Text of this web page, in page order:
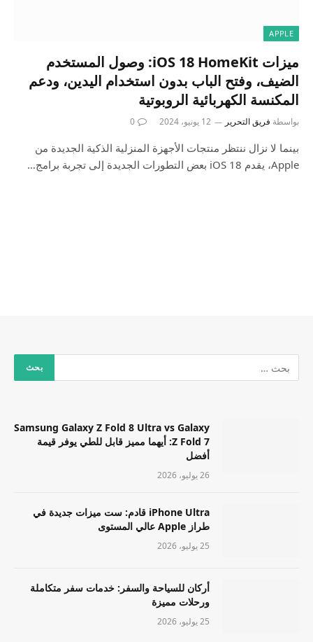
APPLE
ميزات iOS 18 HomeKit: وصول المستخدم
الضيف، وفتح الباب بدون استخدام اليدين، ودعم
المكنسة الكهربائية الروبوتية
بواسطة فريق التحرير 12 يونيو، 2024 0
بينما لا نزال ننتظر منتجات الأجهزة المنزلية الذكية الجديدة من
Apple، يقدم iOS 18 بعض التطورات الجديدة إلى تجربة برامج…
Samsung Galaxy Z Fold 8 Ultra vs Galaxy
Z Fold 7: أيهما مميز قابل للطي يوفر قيمة
أفضل
26 يوليو، 2026
iPhone Ultra قادم: ست ميزات جديدة في
طراز Apple عالي المستوى
25 يوليو، 2026
أركان للسياحة والسفر: خدمات سفر متكاملة
ورحلات مميزة
25 يوليو، 2026